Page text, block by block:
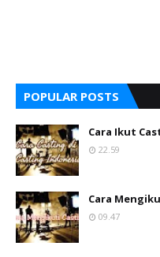
POPULAR POSTS
Cara Ikut
22.59
Cara
09.47